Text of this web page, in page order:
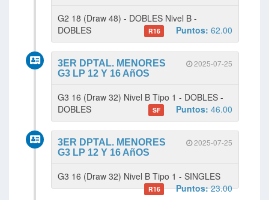
G2 18 (Draw 48) - DOBLES Nivel B -
DOBLES
R16 Puntos: 62.00
2025-07-25
3ER DPTAL. MENORES
G3 LP 12 Y 16 AñOS
G3 16 (Draw 32) Nivel B Tipo 1 - DOBLES -
DOBLES
SF Puntos: 46.00
2025-07-25
3ER DPTAL. MENORES
G3 LP 12 Y 16 AñOS
G3 16 (Draw 32) Nivel B Tipo 1 - SINGLES
R16 Puntos:23.00